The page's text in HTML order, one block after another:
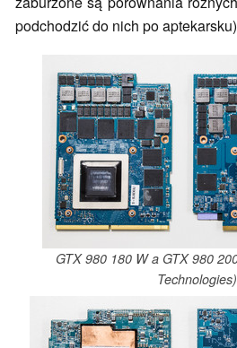
podchodzić do nich po
GTX 980 180 W a GTX 980
Technologies)